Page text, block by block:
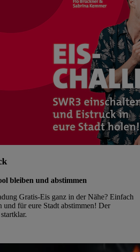
bleiben und abstimmen
Gratis-Eis ganz in der Nähe? Einfach
und für eure Stadt abstimmen! Der